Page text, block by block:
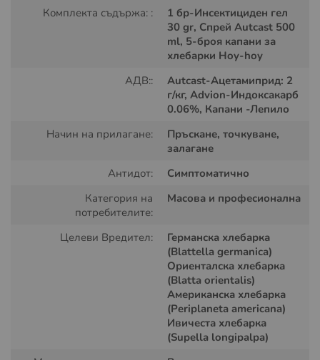
Как работи комплектът?
Трите продукта се допълват перфектно, осигурявайки:
Незабавен ефектчрез директно третиране със
с помощта на гела.
чрез капаните, които следят
активността на хлебарките.
Гел против хлебарки Advion 30 гр
Комплекта съдържа: :
1 бр-Инсектициден гел
30 gr, Спрей Autcast 500
ml, 5-броя капани за
хлебарки Hoy-hoy
АДВ::
Autcast-Ацетамиприд: 2
г/кг, Advion-Индоксакарб
0.06%, Капани -Лепило
Начин на прилагане:
Пръскане, точкуване,
залагане
Антидот:
Симптоматично
Категория на
потребителите:
Масова и професионална
Целеви Вредител:
Германска хлебарка
(Blattella germanica)
Ориенталска хлебарка
(Blatta orientalis)
Американска хлебарка
(Periplaneta americana)
Ивичеста хлебарка
(Supella longipalpa)